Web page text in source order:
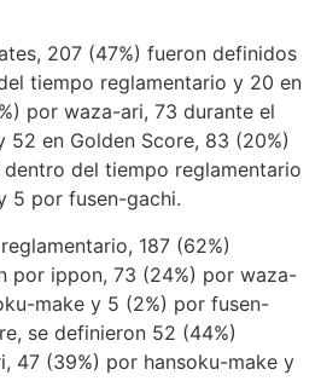
207 (47%) fueron definidos
tiempo reglamentario y 20 en
por waza-ari, 73 durante el
en Golden Score, 83 (20%)
del tiempo reglamentario
5 por fusen-gachi.
187 (62%)
por ippon, 73 (24%) por waza-
make y 5 (2%) por fusen-
se definieron 52 (44%)
47 (39%) por hansoku-make y